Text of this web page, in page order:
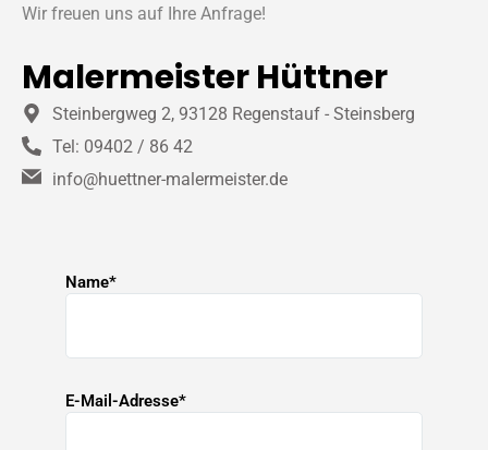
Wir freuen uns auf Ihre Anfrage!
Malermeister Hüttner
Steinbergweg 2, 93128 Regenstauf - Steinsberg
Tel: 09402 / 86 42
info@huettner-malermeister.de
Name*
E-Mail-Adresse*